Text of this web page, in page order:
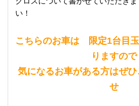
い！
こちらのお車は 限定1台目
りますので
気になるお車がある方はぜ
せ